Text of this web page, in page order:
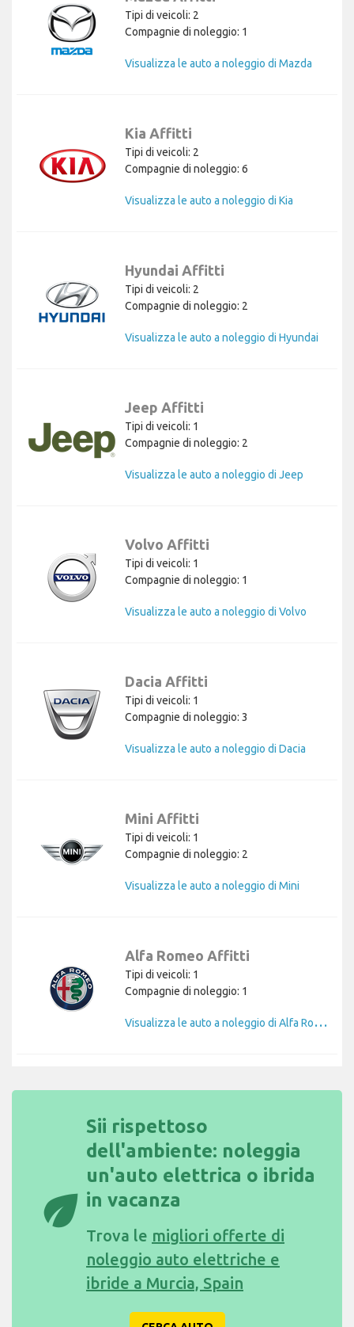
Tipi di veicoli: 2
Compagnie di noleggio: 1
Visualizza le auto a noleggio di Mazda
Kia Affitti
Tipi di veicoli: 2
Compagnie di noleggio: 6
Visualizza le auto a noleggio di Kia
Hyundai Affitti
Tipi di veicoli: 2
Compagnie di noleggio: 2
Visualizza le auto a noleggio di Hyundai
Jeep Affitti
Tipi di veicoli: 1
Compagnie di noleggio: 2
Visualizza le auto a noleggio di Jeep
Volvo Affitti
Tipi di veicoli: 1
Compagnie di noleggio: 1
Visualizza le auto a noleggio di Volvo
Dacia Affitti
Tipi di veicoli: 1
Compagnie di noleggio: 3
Visualizza le auto a noleggio di Dacia
Mini Affitti
Tipi di veicoli: 1
Compagnie di noleggio: 2
Visualizza le auto a noleggio di Mini
Alfa Romeo Affitti
Tipi di veicoli: 1
Compagnie di noleggio: 1
V
isualizza le auto a noleggio di Alfa Romeo
eco
Sii rispettoso
dell'ambiente: noleggia
un'auto elettrica o ibrida
in vacanza
Trova le migliori offerte di
noleggio auto elettriche e
ibride a Murcia, Spain